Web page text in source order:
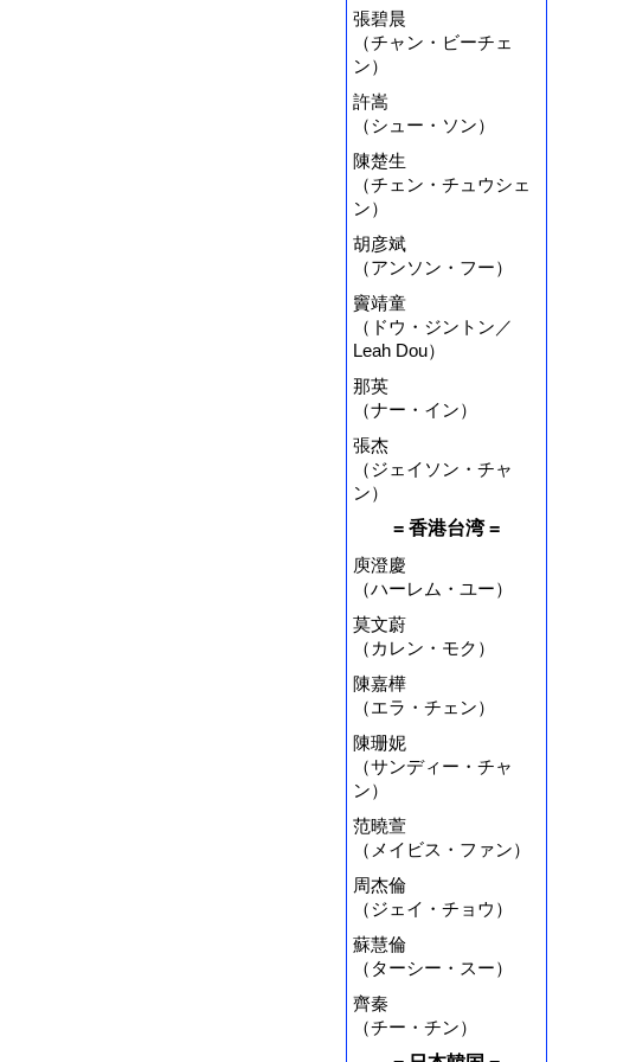
張碧晨
（チャン・ビーチェ
ン）
許嵩
（シュー・ソン）
陳楚生
（チェン・チュウシェ
ン）
胡彦斌
（アンソン・フー）
竇靖童
（ドウ・ジントン／
Leah Dou）
那英
（ナー・イン）
張杰
（ジェイソン・チャ
ン）
= 香港台湾 =
庾澄慶
（ハーレム・ユー）
莫文蔚
（カレン・モク）
陳嘉樺
（エラ・チェン）
陳珊妮
（サンディー・チャ
ン）
范曉萱
（メイビス・ファン）
周杰倫
（ジェイ・チョウ）
蘇慧倫
（ターシー・スー）
齊秦
（チー・チン）